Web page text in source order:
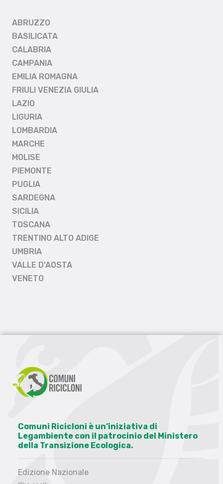
ABRUZZO
BASILICATA
CALABRIA
CAMPANIA
EMILIA ROMAGNA
FRIULI VENEZIA GIULIA
LAZIO
LIGURIA
LOMBARDIA
MARCHE
MOLISE
PIEMONTE
PUGLIA
SARDEGNA
SICILIA
TOSCANA
TRENTINO ALTO ADIGE
UMBRIA
VALLE D'AOSTA
VENETO
Comuni Ricicloni è un’iniziativa di
Legambiente con il patrocinio del Ministero
della Transizione Ecologica.
Edizione Nazionale